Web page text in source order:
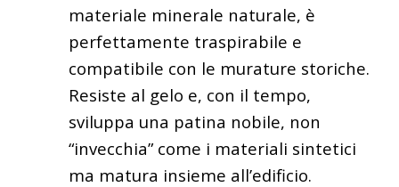
materiale minerale naturale, è
perfettamente traspirabile e
compatibile con le murature storiche.
Resiste al gelo e, con il tempo,
sviluppa una patina nobile, non
“invecchia” come i materiali sintetici
ma matura insieme all’edificio.